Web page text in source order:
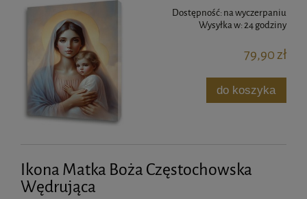
Dostępność: na wyczerpaniu
Wysyłka w:24 godziny
79,90 zł
do koszyka
Ikona Matka Boża Częstochowska
Wędrująca